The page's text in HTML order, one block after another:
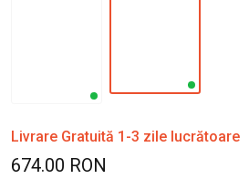
Livrare Gratuită 1-3 zile lucrătoare
674.00 RON